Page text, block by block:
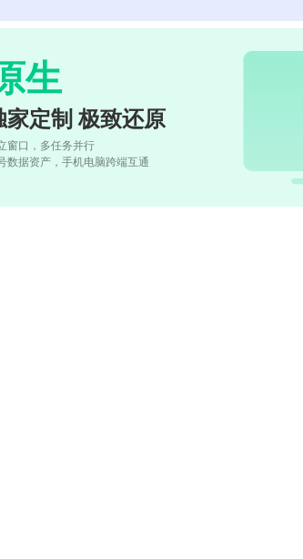
生
家定制 极致还原
窗口，多任务并行
数据资产，手机电脑跨端互通